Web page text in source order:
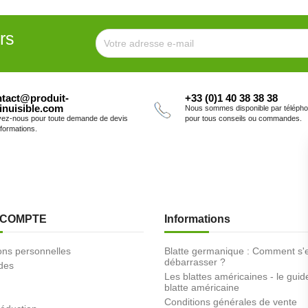
nous pour toute demande de devis
+33 (0)1 40 38 38 38
Nous sommes disponible par
pour tous conseils ou commandes.
personnelles
Informations
Blatte germanique : Comment
débarrasser ?
Les blattes américaines - le
blatte américaine
Conditions générales de vente